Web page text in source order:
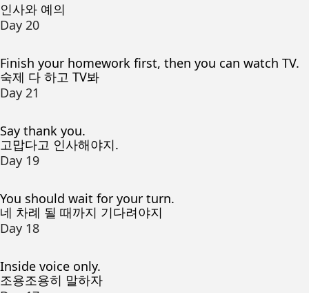
인사와 예의
Day 20
Finish your homework first, then you can watch TV.
숙제 다 하고 TV봐
Day 21
Say thank you.
고맙다고 인사해야지.
Day 19
You should wait for your turn.
네 차례 될 때까지 기다려야지
Day 18
Inside voice only.
조용조용히 말하자